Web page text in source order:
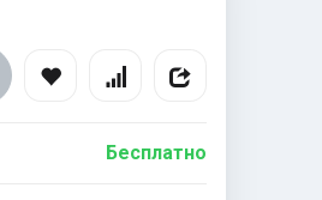
Бесплатно